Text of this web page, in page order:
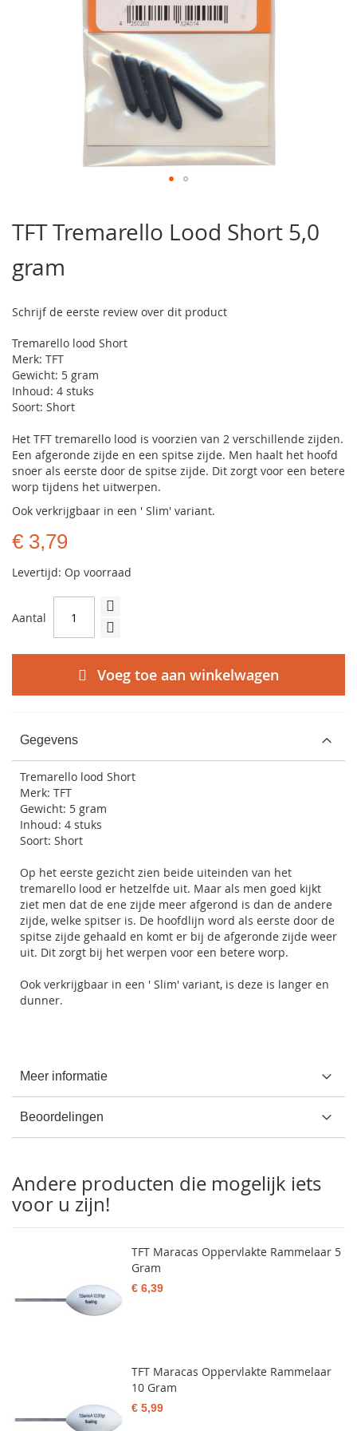
het
begin
van
de
gallerij
TFT Tremarello Lood Short 5,0
gram
Schrijf de eerste review over dit product
Tremarello lood Short
Merk: TFT
Gewicht: 5 gram
Inhoud: 4 stuks
Soort: Short
Het TFT tremarello lood is voorzien van 2 verschillende zijden.
Een afgeronde zijde en een spitse zijde. Men haalt het hoofd
snoer als eerste door de spitse zijde. Dit zorgt voor een betere
worp tijdens het uitwerpen.
Ook verkrijgbaar in een ' Slim' variant.
€ 3,79
Levertijd: Op voorraad
Aantal
Voeg toe aan winkelwagen
Gegevens
Tremarello lood Short
Merk: TFT
Gewicht: 5 gram
Inhoud: 4 stuks
Soort: Short
Op het eerste gezicht zien beide uiteinden van het
tremarello lood er hetzelfde uit. Maar als men goed kijkt
ziet men dat de ene zijde meer afgerond is dan de andere
zijde, welke spitser is. De hoofdlijn word als eerste door de
spitse zijde gehaald en komt er bij de afgeronde zijde weer
uit. Dit zorgt bij het werpen voor een betere worp.
Ook verkrijgbaar in een ' Slim' variant, is deze is langer en
dunner.
Meer informatie
Beoordelingen
Andere producten die mogelijk iets
voor u zijn!
TFT Maracas Oppervlakte Rammelaar 5
Gram
€ 6,39
TFT Maracas Oppervlakte Rammelaar
10 Gram
€ 5,99